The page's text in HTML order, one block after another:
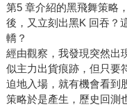
第5 章介紹的黑飛舞策略
後，又立刻出黑K 回吞？
轎？
經由觀察，我發現突然出
似主力出貨痕跡，但只要
迫地入場，就有機會看到
策略於是產生，歷史回測